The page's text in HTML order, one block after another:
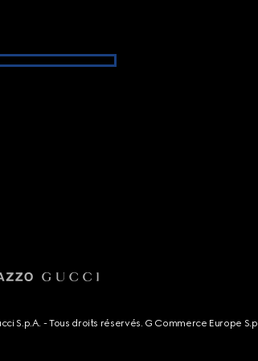
S.p.A. - Tous droits réservés. G Commerce Europe